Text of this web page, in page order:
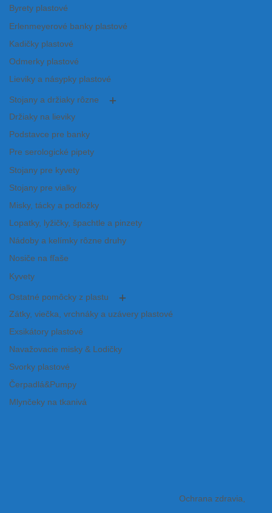
Byrety plastové
Erlenmeyerové banky plastové
Kadičky plastové
Odmerky plastové
Lieviky a násypky plastové
Stojany a držiaky rôzne
Držiaky na lieviky
Podstavce pre banky
Pre serologické pipety
Stojany pre kyvety
Stojany pre vialky
Misky, tácky a podložky
Lopatky, lyžičky, špachtle a pinzety
Nádoby a kelímky rôzne druhy
Nosiče na fľaše
Kyvety
Ostatné pomôcky z plastu
Zátky, viečka, vrchnáky a uzávery plastové
Exsikátory plastové
Navažovacie misky & Lodičky
Svorky plastové
Čerpadlá&Pumpy
Mlynčeky na tkanivá
Ochrana zdravia,